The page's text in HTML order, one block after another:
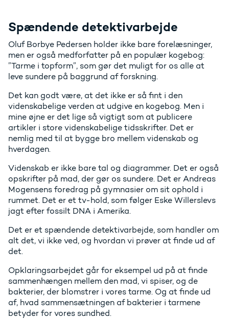
Spændende detektivarbejde
Oluf Borbye Pedersen holder ikke bare forelæsninger,
men er også medforfatter på en populær kogebog:
”Tarme i topform”, som gør det muligt for os alle at
leve sundere på baggrund af forskning.
Det kan godt være, at det ikke er så fint i den
videnskabelige verden at udgive en kogebog. Men i
mine øjne er det lige så vigtigt som at publicere
artikler i store videnskabelige tidsskrifter. Det er
nemlig med til at bygge bro mellem videnskab og
hverdagen.
Videnskab er ikke bare tal og diagrammer. Det er også
opskrifter på mad, der gør os sundere. Det er Andreas
Mogensens foredrag på gymnasier om sit ophold i
rummet. Det er et tv-hold, som følger Eske Willerslevs
jagt efter fossilt DNA i Amerika.
Det er et spændende detektivarbejde, som handler om
alt det, vi ikke ved, og hvordan vi prøver at finde ud af
det.
Opklaringsarbejdet går for eksempel ud på at finde
sammenhængen mellem den mad, vi spiser, og de
bakterier, der blomstrer i vores tarme. Og at finde ud
af, hvad sammensætningen af bakterier i tarmene
betyder for vores sundhed.